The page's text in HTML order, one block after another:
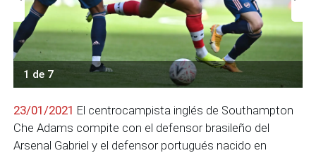
1 de 7
23/01/2021 El centrocampista inglés de Southampton
Che Adams compite con el defensor brasileño del
Arsenal Gabriel y el defensor portugués nacido en